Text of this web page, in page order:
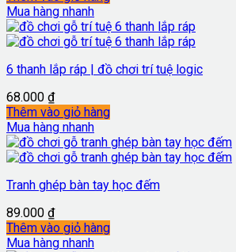
Mua hàng nhanh
6 thanh lắp ráp | đồ chơi trí tuệ logic
68.000 ₫
Thêm vào giỏ hàng
Mua hàng nhanh
Tranh ghép bàn tay học đếm
89.000 ₫
Thêm vào giỏ hàng
Mua hàng nhanh